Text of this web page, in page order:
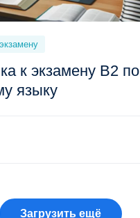
к экзамену B2 по
языку